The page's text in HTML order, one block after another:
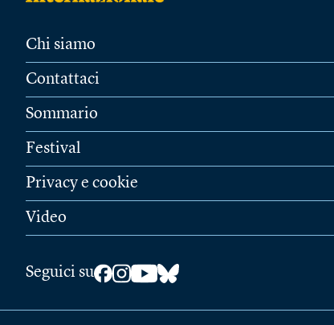
Chi siamo
Contattaci
Sommario
Festival
Privacy e cookie
Video
Seguici su